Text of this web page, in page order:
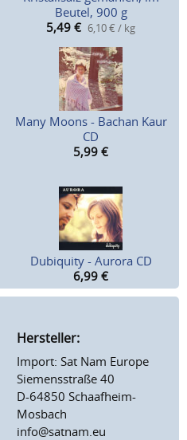
Beutel, 900 g
5,49 € 6,10 € / kg
Many Moons - Bachan Kaur
CD
5,99 €
Dubiquity - Aurora CD
6,99 €
Hersteller:
Import: Sat Nam Europe
Siemensstraße 40
D-64850 Schaafheim-
Mosbach
info@satnam.eu